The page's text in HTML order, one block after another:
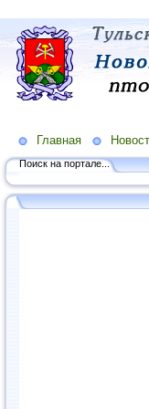
Главная
Поиск на портале...